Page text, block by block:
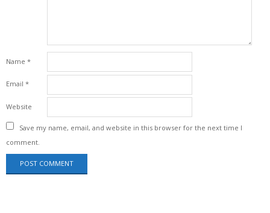
Name *
Email *
Website
Save my name, email, and website in this browser for the next time I
comment.